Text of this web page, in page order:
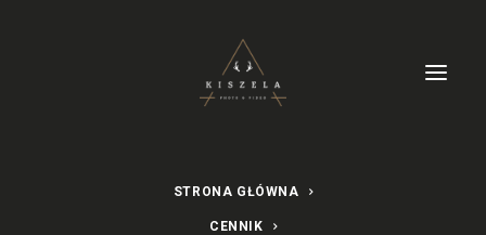
STRONA GŁÓWNA
CENNIK